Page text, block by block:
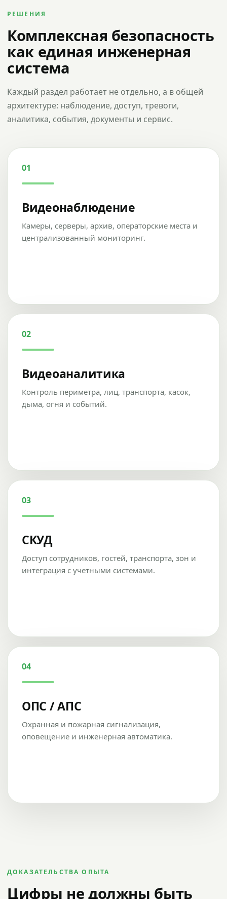
РЕШЕНИЯ
Комплексная безопасность
как единая инженерная
система
Каждый раздел работает не отдельно, а в общей
архитектуре: наблюдение, доступ, тревоги,
аналитика, события, документы и сервис.
01
Видеонаблюдение
Камеры, серверы, архив, операторские места и
централизованный мониторинг.
02
Видеоаналитика
Контроль периметра, лиц, транспорта, касок,
дыма, огня и событий.
03
СКУД
Доступ сотрудников, гостей, транспорта, зон и
интеграция с учетными системами.
04
ОПС / АПС
Охранная и пожарная сигнализация,
оповещение и инженерная автоматика.
ДОКАЗАТЕЛЬСТВА ОПЫТА
Цифры не должны быть